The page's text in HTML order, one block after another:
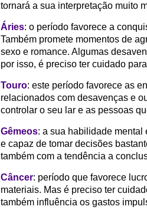
tornará a sua interpretação muito
Áries: o período favorece a
Também promete momentos de
sexo e romance. Algumas
por isso, é preciso ter cuidado
Touro: este período favorece as
relacionados com desavenças e
controlar o seu lar e as pessoas
Gêmeos: a sua habilidade mental
e capaz de tomar decisões
também com a tendência a
Câncer: período que favorece
materiais. Mas é preciso ter
também influência os gastos